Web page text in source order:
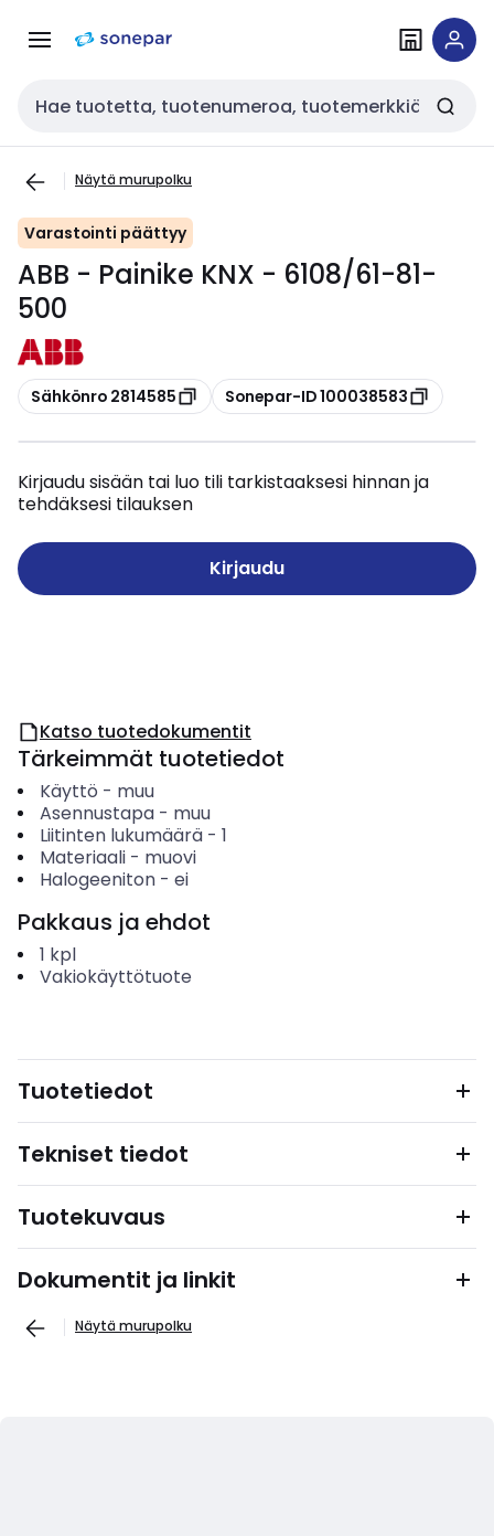
navigointiinsisältöön
Haku
Näytä murupolku
Varastointi päättyy
ABB - Painike KNX - 6108/61-81-
500
Kopioi
Sähkönro 2814585 Kopioi
Sonepar-ID 100038583
Kirjaudu sisään tai luo tili tarkistaaksesi hinnan ja
tehdäksesi tilauksen
Kirjaudu
Katso tuotedokumentit
Tärkeimmät tuotetiedot
Käyttö - muu
Asennustapa- muu
Liitinten lukumäärä- 1
Materiaali- muovi
Halogeeniton- ei
Pakkaus ja ehdot
1 kpl
Vakiokäyttötuote
Tuotetiedot
Tekniset tiedot
Tuotekuvaus
Dokumentit ja linkit
Näytä murupolku